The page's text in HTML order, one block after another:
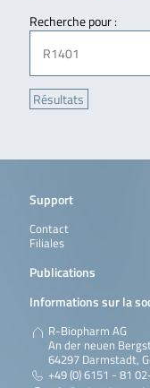
Recherche pour :
Support
Contact
Filiales
Publications
Informations sur la
R-Biopharm AG
An der neuen
64297 Darmstadt,
+49 (0) 6151 - 81